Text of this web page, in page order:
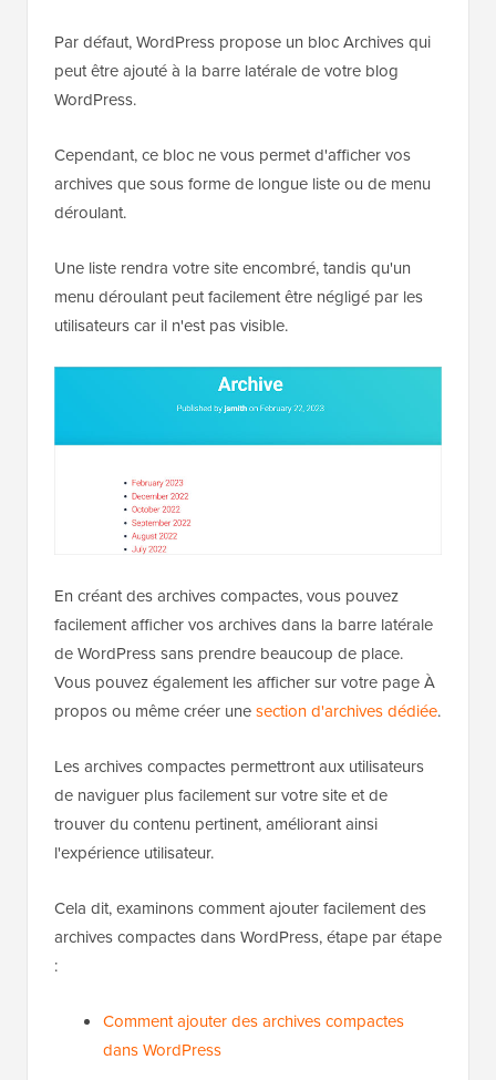
Par défaut, WordPress propose un bloc Archives qui
peut être ajouté à la barre latérale de votre blog
WordPress.
Cependant, ce bloc ne vous permet d'afficher vos
archives que sous forme de longue liste ou de menu
déroulant.
Une liste rendra votre site encombré, tandis qu'un
menu déroulant peut facilement être négligé par les
utilisateurs car il n'est pas visible.
En créant des archives compactes, vous pouvez
facilement afficher vos archives dans la barre latérale
de WordPress sans prendre beaucoup de place.
Vous pouvez également les afficher sur votre page À
propos ou même créer unesection d'archives dédiée.
Les archives compactes permettront aux utilisateurs
de naviguer plus facilement sur votre site et de
trouver du contenu pertinent, améliorant ainsi
l'expérience utilisateur.
Cela dit, examinons comment ajouter facilement des
archives compactes dans WordPress, étape par étape
:
Comment ajouter des archives compactes
dans WordPress